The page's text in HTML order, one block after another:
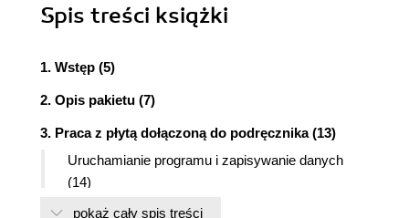
Spis treści książki
1. Wstęp (5)
2. Opis pakietu (7)
3. Praca z płytą dołączoną do podręcznika (13)
Uruchamianie programu i zapisywanie danych
(14)
Ekran ćwiczenia (16)
pokaż cały spis treści